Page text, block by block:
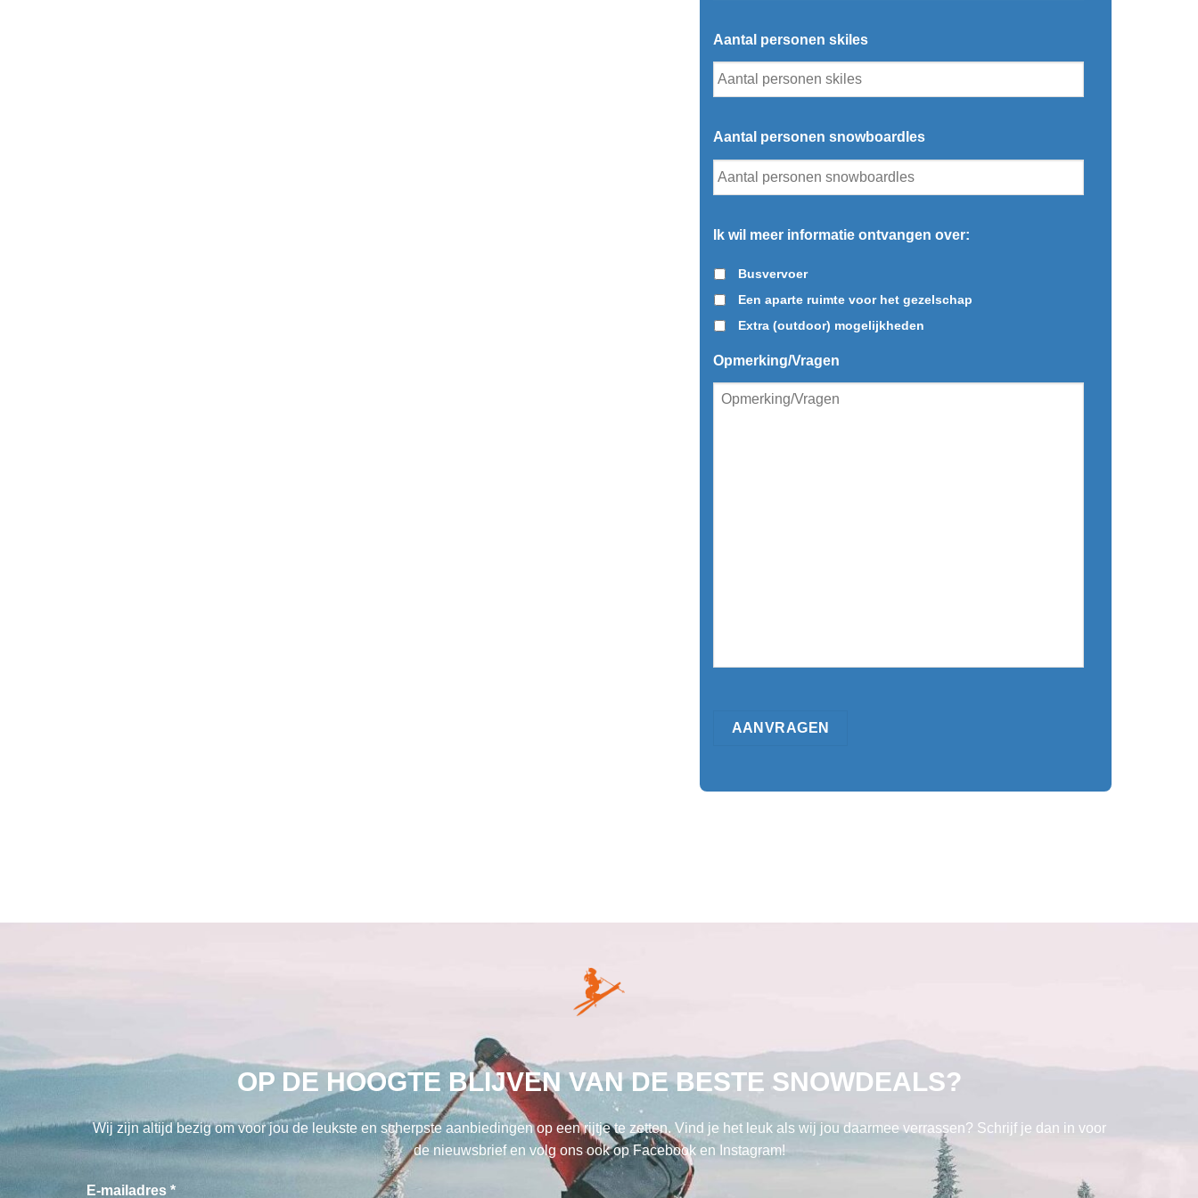
Aantal personen skiles
Aantal personen snowboardles
Ik wil meer informatie ontvangen over:
Busvervoer
Een aparte ruimte voor het gezelschap
Extra (outdoor) mogelijkheden
Opmerking/Vragen
OP DE HOOGTE BLIJVEN VAN DE BESTE SNOWDEALS?
Wij zijn altijd bezig om voor jou de leukste en scherpste aanbiedingen op een rijtje te zetten. Vind je het leuk als wij jou daarmee verrassen? Schrijf je dan in voor
de nieuwsbrief en volg ons ook op Facebook en Instagram!
E-mailadres *